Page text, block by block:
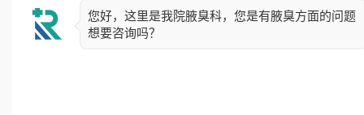
您好，这里是我院腋臭科，您是有腋臭方面的问题
想要咨询吗？